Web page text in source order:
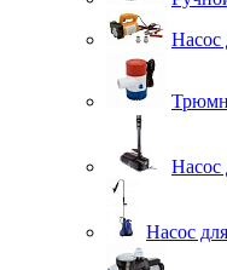
Насос
Насос
Насос